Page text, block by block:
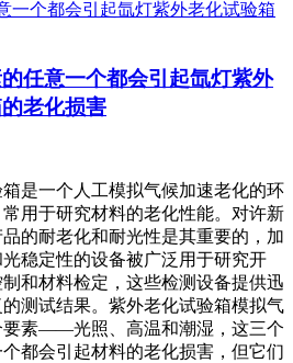
任意一个都会引起氙灯紫外
老化损害
是一个人工模拟气候加速老化的环
用于研究材料的老化性能。对许新
的耐老化和耐光性是其重要的，加
稳定性的设备被广泛用于研究开
和材料检定，这些检测设备提供迅
测试结果。紫外老化试验箱模拟气
要素——光照、高温和潮湿，这三个
都会引起材料的老化损害，但它们